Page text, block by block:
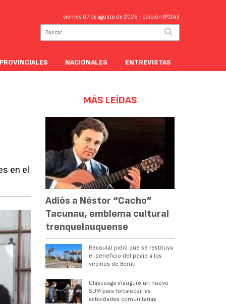
viernes 07 de agosto de 2026 - Edición Nº1143
NACIONALES ENTREVISTAS
en el
MÁS LEÍDAS
Adiós a Néstor “Cacho”
Tacunau, emblema cultural
trenquelauquense
Recoulat pidió que se restituya
el beneficio del peaje a los
vecinos de Beruti
Olascoaga inauguró un nuevo
SUM para fortalecer las
actividades comunitarias